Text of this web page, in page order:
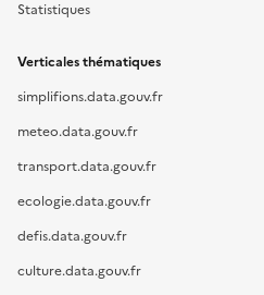
Statistiques
Verticales thématiques
simplifions.data.gouv.fr
meteo.data.gouv.fr
transport.data.gouv.fr
ecologie.data.gouv.fr
defis.data.gouv.fr
culture.data.gouv.fr